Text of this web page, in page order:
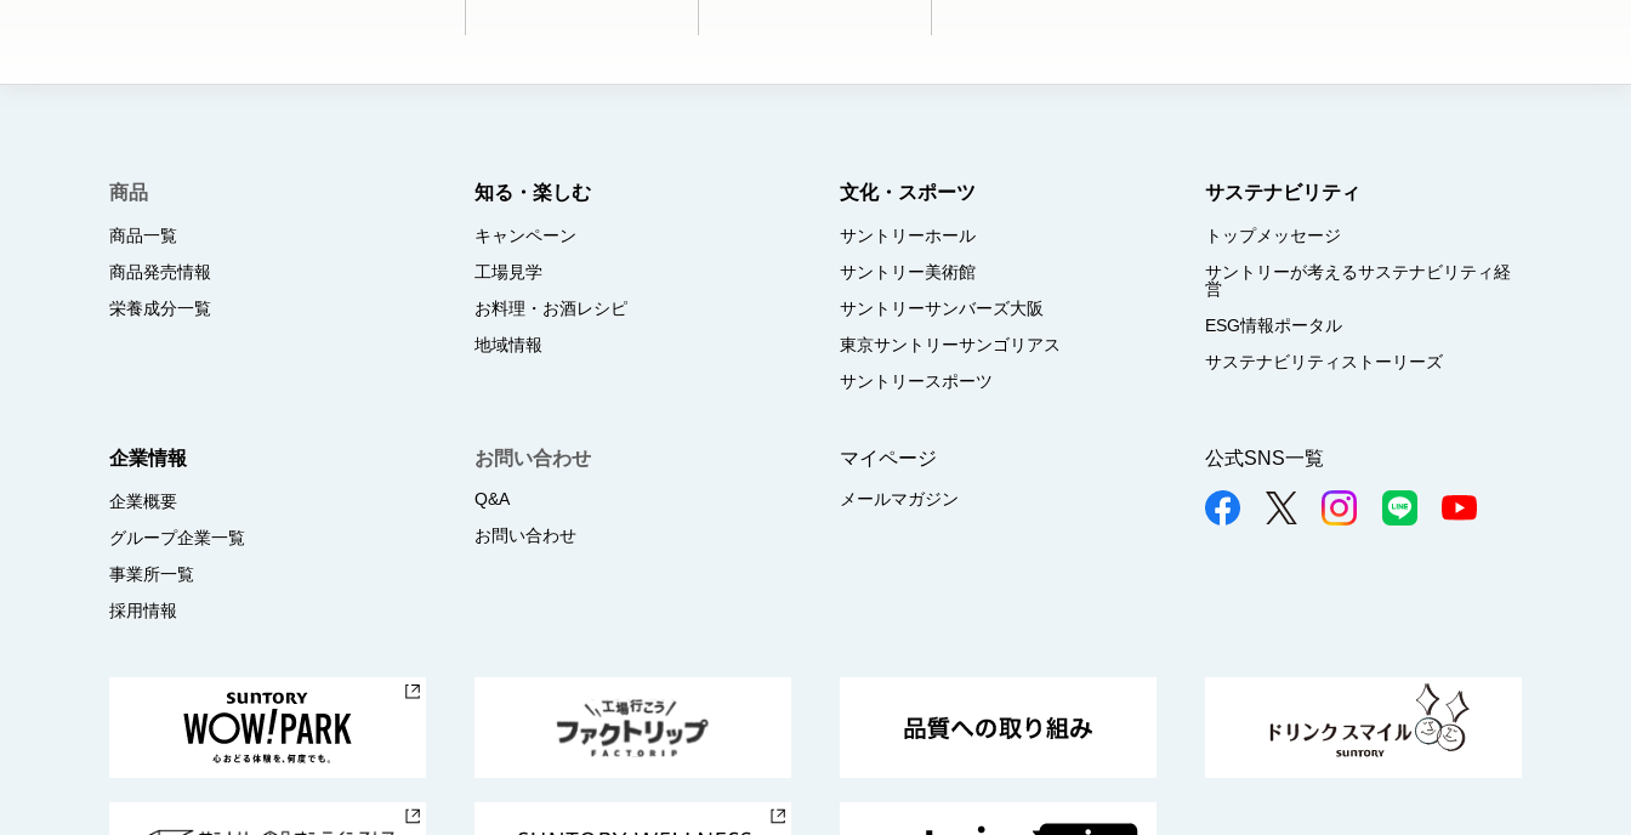
商品
商品一覧
商品発売情報
栄養成分一覧
知る・楽しむ
キャンペーン
工場見学
お料理・お酒レシピ
地域情報
文化・スポーツ
サントリーホール
サントリー美術館
サントリーサンバーズ大阪
東京サントリーサンゴリアス
サントリースポーツ
サステナビリティ
トップメッセージ
サントリーが考えるサステナビリティ経
営
ESG情報ポータル
サステナビリティストーリーズ
企業情報
企業概要
グループ企業一覧
事業所一覧
採用情報
お問い合わせ
Q&A
お問い合わせ
マイページ
メールマガジン
公式SNS一覧